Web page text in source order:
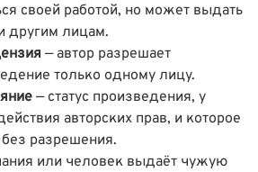
своей работой, но может выдать
другим лицам.
— автор разрешает
только одному лицу.
— статус произведения, у
авторских прав, и которое
разрешения.
или человек выдаёт чужую